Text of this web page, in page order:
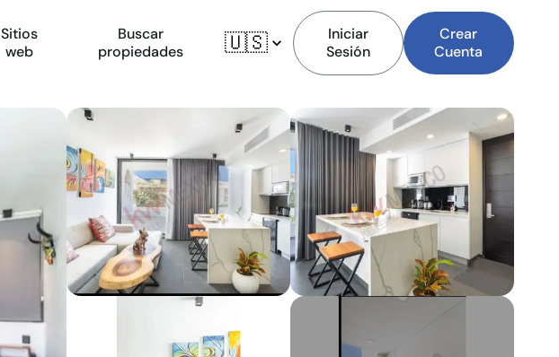
Sitios
web
Buscar
propiedades
🇺🇸
Iniciar
Sesión
Crear
Cuenta